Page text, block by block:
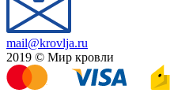
mail@krovlja.ru
2019 © Мир кровли